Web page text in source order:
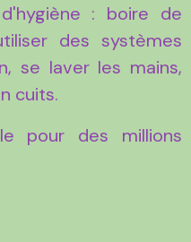
: boire de
des systèmes
se laver les mains,
cuits.
pour des millions